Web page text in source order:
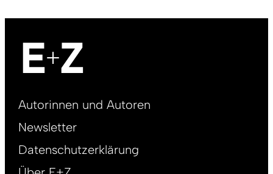
Footer
DE
Autorinnen und Autoren
Newsletter
Datenschutzerklärung